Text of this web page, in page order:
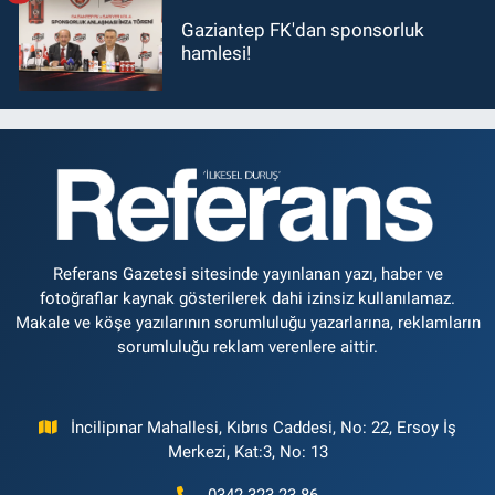
Gaziantep FK'dan sponsorluk
hamlesi!
Referans Gazetesi sitesinde yayınlanan yazı, haber ve
fotoğraflar kaynak gösterilerek dahi izinsiz kullanılamaz.
Makale ve köşe yazılarının sorumluluğu yazarlarına, reklamların
sorumluluğu reklam verenlere aittir.
İncilipınar Mahallesi, Kıbrıs Caddesi, No: 22, Ersoy İş
Merkezi, Kat:3, No: 13